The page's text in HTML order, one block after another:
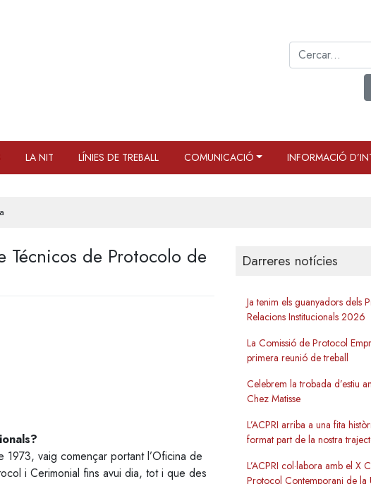
LA NIT LÍNIES DE TREBALL COMUNICACIÓ INFORMACIÓ
de Protocolo de
vaig començar portant l’Oficina de
i Cerimonial fins avui dia, tot i que des
Darreres notícies
Ja tenim els guanyadors dels
Relacions Institucionals 2026
La Comissió de Protocol
primera reunió de treball
Celebrem la trobada d’estiu
Chez Matisse
L’ACPRI arriba a una fita
format part de la nostra
L’ACPRI col·labora amb el X
Protocol Contemporani de la